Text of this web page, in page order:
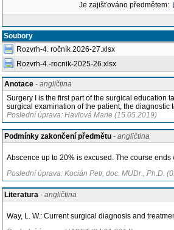
Je zajišťováno předmětem:
Soubory
Rozvrh-4. ročník 2026-27.xlsx
Rozvrh-4.-rocnik-2025-26.xlsx
Anotace - angličtina
Surgery I is the first part of the surgical education
surgical examination of the patient, the
Poslední úprava: Havlová Marie (15.05.2019)
Podmínky zakončení předmětu - angličtina
Abscence up to 20% is excused. The course ends
Poslední úprava: Kocián Petr, doc. MUDr., Ph.D.
Literatura - angličtina
Way, L. W.: Current surgical diagnosis and